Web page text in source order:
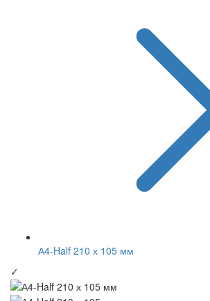
А4-Half 210 х 105 мм
✓